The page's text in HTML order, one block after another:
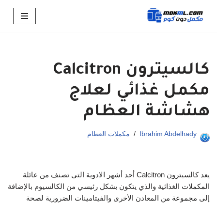
كالسيترون Calcitron
مكمل غذائي لعلاج
هشاشة العظام
Ibrahim Abdelhady مكملات العظام
يعد كالسيترون Calcitron أحد أشهر الادوية التي تصنف من عائلة
المكملات الغذائية والذي يتكون بشكل رئيسي من الكالسيوم بالإضافة
إلى مجموعة من المعادن الأخرى والفيتامينات الضرورية لصحة